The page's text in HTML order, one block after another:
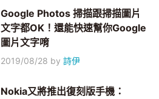
Google Photos 掃描跟掃描圖片
文字都OK！還能快速幫你Google
圖片文字唷
2019/08/28 by詩伊
Nokia又將推出復刻版手機：